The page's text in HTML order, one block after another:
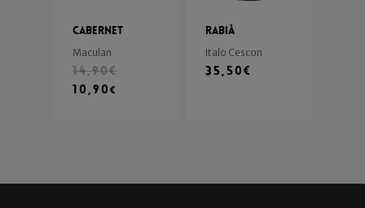
Cabernet
Maculan
14,90€
10,90€
Rabià
Italo Cescon
35,50€